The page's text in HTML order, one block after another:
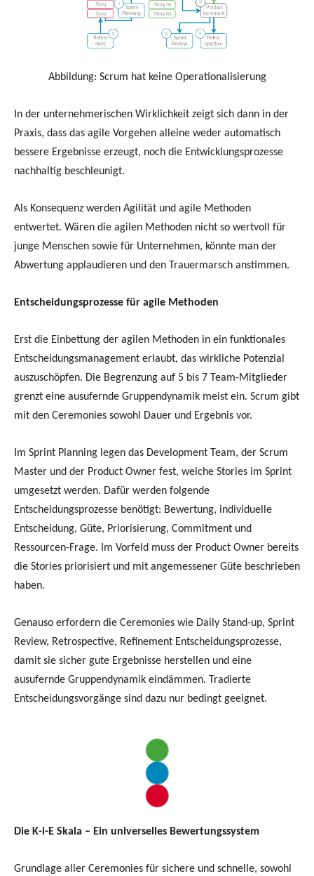
Abbildung: Scrum hat keine Operationalisierung
In der unternehmerischen Wirklichkeit zeigt sich dann in der
Praxis, dass das agile Vorgehen alleine weder automatisch
bessere Ergebnisse erzeugt, noch die Entwicklungsprozesse
nachhaltig beschleunigt.
Als Konsequenz werden Agilität und agile Methoden
entwertet. Wären die agilen Methoden nicht so wertvoll für
junge Menschen sowie für Unternehmen, könnte man der
Abwertung applaudieren und den Trauermarsch anstimmen.
Entscheidungsprozesse für agile Methoden
Erst die Einbettung der agilen Methoden in ein funktionales
Entscheidungsmanagement erlaubt, das wirkliche Potenzial
auszuschöpfen. Die Begrenzung auf 5 bis 7 Team-Mitglieder
grenzt eine ausufernde Gruppendynamik meist ein. Scrum gibt
mit den Ceremonies sowohl Dauer und Ergebnis vor.
Im Sprint Planning legen das Development Team, der Scrum
Master und der Product Owner fest, welche Stories im Sprint
umgesetzt werden. Dafür werden folgende
Entscheidungsprozesse benötigt: Bewertung, individuelle
Entscheidung, Güte, Priorisierung, Commitment und
Ressourcen-Frage. Im Vorfeld muss der Product Owner bereits
die Stories priorisiert und mit angemessener Güte beschrieben
haben.
Genauso erfordern die Ceremonies wie Daily Stand-up, Sprint
Review, Retrospective, Refinement Entscheidungsprozesse,
damit sie sicher gute Ergebnisse herstellen und eine
ausufernde Gruppendynamik eindämmen. Tradierte
Entscheidungsvorgänge sind dazu nur bedingt geeignet.
Die K-i-E Skala – Ein universelles Bewertungssystem
Grundlage aller Ceremonies für sichere und schnelle, sowohl